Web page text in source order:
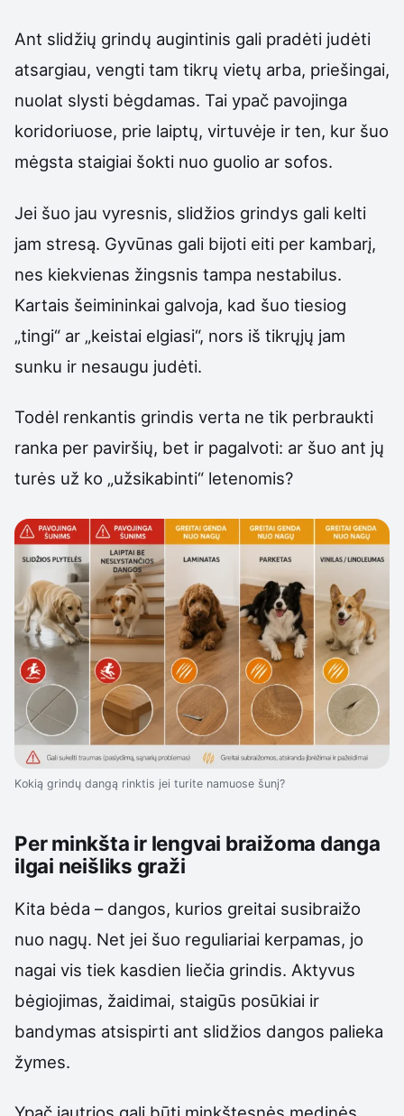
Ant slidžių grindų augintinis gali pradėti judėti
atsargiau, vengti tam tikrų vietų arba, priešingai,
nuolat slysti bėgdamas. Tai ypač pavojinga
koridoriuose, prie laiptų, virtuvėje ir ten, kur šuo
mėgsta staigiai šokti nuo guolio ar sofos.
Jei šuo jau vyresnis, slidžios grindys gali kelti
jam stresą. Gyvūnas gali bijoti eiti per kambarį,
nes kiekvienas žingsnis tampa nestabilus.
Kartais šeimininkai galvoja, kad šuo tiesiog
„tingi“ ar „keistai elgiasi“, nors iš tikrųjų jam
sunku ir nesaugu judėti.
Todėl renkantis grindis verta ne tik perbraukti
ranka per paviršių, bet ir pagalvoti: ar šuo ant jų
turės už ko „užsikabinti“ letenomis?
Kokią grindų dangą rinktis jei turite namuose šunį?
Per minkšta ir lengvai braižoma danga
ilgai neišliks graži
Kita bėda – dangos, kurios greitai susibraižo
nuo nagų. Net jei šuo reguliariai kerpamas, jo
nagai vis tiek kasdien liečia grindis. Aktyvus
bėgiojimas, žaidimai, staigūs posūkiai ir
bandymas atsispirti ant slidžios dangos palieka
žymes.